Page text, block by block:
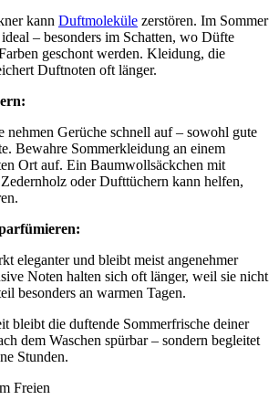
kann Duftmoleküle zerstören. Im Sommer
– besonders im Schatten, wo Düfte
geschont werden. Kleidung, die
Duftnoten oft länger.
nehmen Gerüche schnell auf – sowohl gute
Bewahre Sommerkleidung an einem
Ort auf. Ein Baumwollsäckchen mit
oder Dufttüchern kann helfen,
eleganter und bleibt meist angenehmer
Noten halten sich oft länger, weil sie nicht
besonders an warmen Tagen.
bleibt die duftende Sommerfrische deiner
dem Waschen spürbar – sondern begleitet
Stunden.